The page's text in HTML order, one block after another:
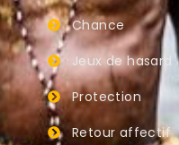
Chance
Jeux de hasard
Protection
Retour affectif